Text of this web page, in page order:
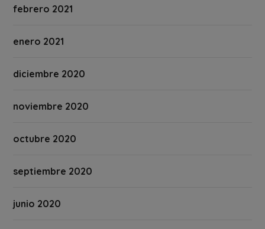
febrero 2021
enero 2021
diciembre 2020
noviembre 2020
octubre 2020
septiembre 2020
junio 2020